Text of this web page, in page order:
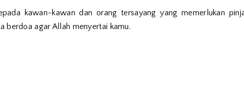
kawan-kawan dan orang tersayang yang memerlukan
berdoa agar Allah menyertai kamu.